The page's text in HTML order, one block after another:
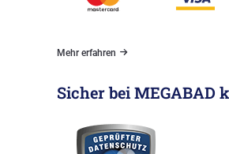
Mehr erfahren
Sicher bei MEGABAD